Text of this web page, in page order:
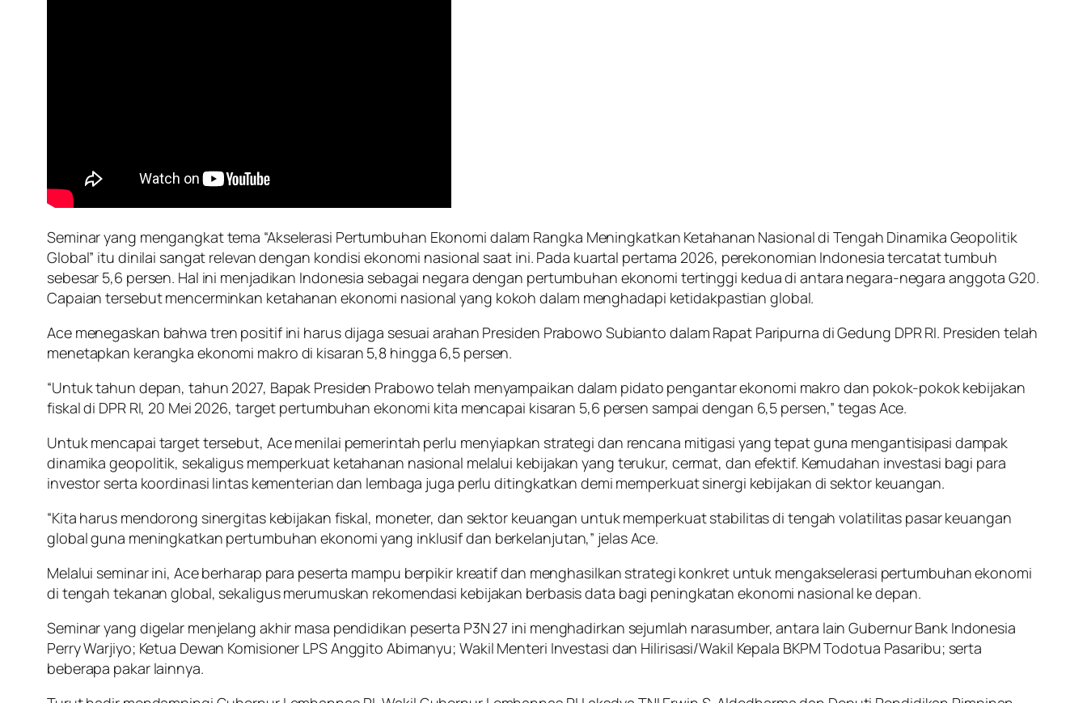
Seminar yang mengangkat tema “Akselerasi Pertumbuhan Ekonomi dalam Rangka Meningkatkan Ketahanan Nasional di Tengah Dinamika Geopolitik
Global” itu dinilai sangat relevan dengan kondisi ekonomi nasional saat ini. Pada kuartal pertama 2026, perekonomian Indonesia tercatat tumbuh
sebesar 5,6 persen. Hal ini menjadikan Indonesia sebagai negara dengan pertumbuhan ekonomi tertinggi kedua di antara negara-negara anggota G20.
Capaian tersebut mencerminkan ketahanan ekonomi nasional yang kokoh dalam menghadapi ketidakpastian global.
Ace menegaskan bahwa tren positif ini harus dijaga sesuai arahan Presiden Prabowo Subianto dalam Rapat Paripurna di Gedung DPR RI. Presiden telah
menetapkan kerangka ekonomi makro di kisaran 5,8 hingga 6,5 persen.
“Untuk tahun depan, tahun 2027, Bapak Presiden Prabowo telah menyampaikan dalam pidato pengantar ekonomi makro dan pokok-pokok kebijakan
fiskal di DPR RI, 20 Mei 2026, target pertumbuhan ekonomi kita mencapai kisaran 5,6 persen sampai dengan 6,5 persen,” tegas Ace.
Untuk mencapai target tersebut, Ace menilai pemerintah perlu menyiapkan strategi dan rencana mitigasi yang tepat guna mengantisipasi dampak
dinamika geopolitik, sekaligus memperkuat ketahanan nasional melalui kebijakan yang terukur, cermat, dan efektif. Kemudahan investasi bagi para
investor serta koordinasi lintas kementerian dan lembaga juga perlu ditingkatkan demi memperkuat sinergi kebijakan di sektor keuangan.
“Kita harus mendorong sinergitas kebijakan fiskal, moneter, dan sektor keuangan untuk memperkuat stabilitas di tengah volatilitas pasar keuangan
global guna meningkatkan pertumbuhan ekonomi yang inklusif dan berkelanjutan,” jelas Ace.
Melalui seminar ini, Ace berharap para peserta mampu berpikir kreatif dan menghasilkan strategi konkret untuk mengakselerasi pertumbuhan ekonomi
di tengah tekanan global, sekaligus merumuskan rekomendasi kebijakan berbasis data bagi peningkatan ekonomi nasional ke depan.
Seminar yang digelar menjelang akhir masa pendidikan peserta P3N 27 ini menghadirkan sejumlah narasumber, antara lain Gubernur Bank Indonesia
Perry Warjiyo; Ketua Dewan Komisioner LPS Anggito Abimanyu; Wakil Menteri Investasi dan Hilirisasi/Wakil Kepala BKPM Todotua Pasaribu; serta
beberapa pakar lainnya.